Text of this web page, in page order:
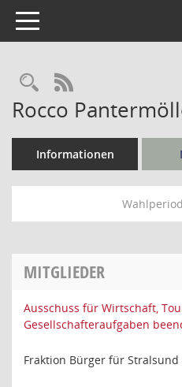
Toggle navigation
RSS-Feed
Rocco
Informationen
MITGLIEDER
Ausschuss für Wirtschaft,
Gesellschafteraufgaben
Fraktion Bürger für Stralsund